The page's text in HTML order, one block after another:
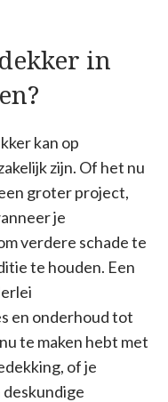
in
kan op
zijn. Of het nu
groter project,
je
verdere schade te
te houden. Een
en onderhoud tot
te maken hebt met
of je